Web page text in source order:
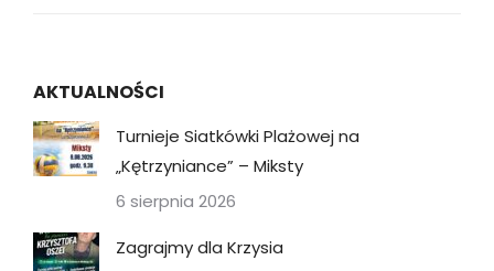
AKTUALNOŚCI
Turnieje Siatkówki Plażowej na
„Kętrzyniance” – Miksty
6 sierpnia 2026
Zagrajmy dla Krzysia